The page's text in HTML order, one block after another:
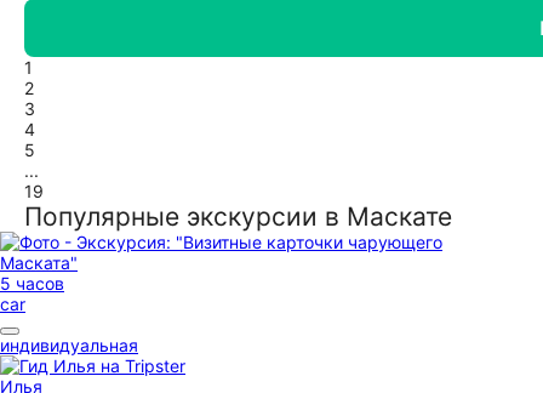
1
2
3
4
5
...
19
Популярные экскурсии в Маскате
5 часов
car
индивидуальная
Илья